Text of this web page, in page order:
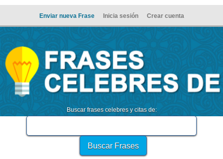
Enviar nueva Frase Inicia sesión Crear cuenta
Buscar frases celebres y citas de: